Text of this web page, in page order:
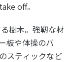
off。
樹木。強靭な材
板や体操のバ
スティックなど